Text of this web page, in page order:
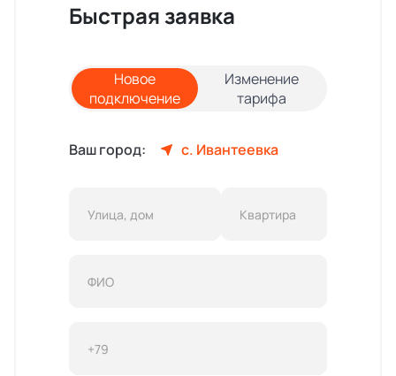
Быстрая заявка
Новое
подключение
Изменение
тарифа
Ваш город: с. Ивантеевка